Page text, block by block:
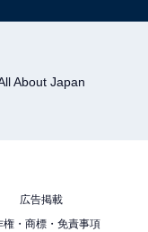
（ソルビン
オープン時に
長蛇の列が絶え
About Japan
広告掲載
権・商標・免責事項